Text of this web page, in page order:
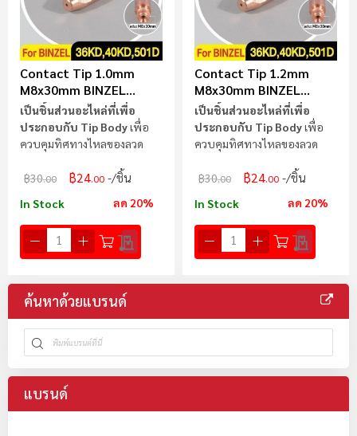
Contact Tip 1.0mm
M8x30mm BINZEL
36KD,40KD,501D
เป็นชิ้นส่วนอะไหล่ที่เพื่อ
ประกอบกับ Tip Bodyเพื่อ
ควบคุมทิศทางไหลของลวด
฿30.00 ฿24.00 /ชิ้น
In Stock ลด 20%
Contact Tip 1.2mm
M8x30mm BINZEL
36KD,40KD,501D
เป็นชิ้นส่วนอะไหล่ที่เพื่อ
ประกอบกับ Tip Bodyเพื่อ
ควบคุมทิศทางไหลของลวด
฿30.00 ฿24.00 /ชิ้น
In Stock ลด 20%
ค้นหาด้วยแบรนด์
แบรนด์